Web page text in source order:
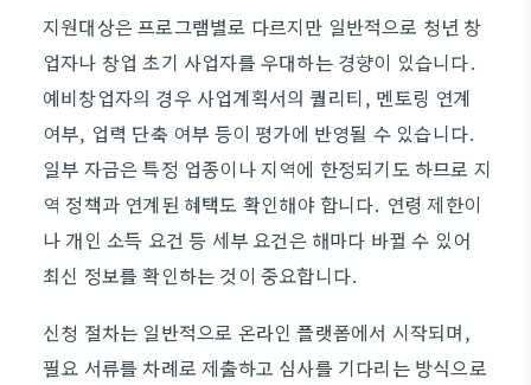
지원대상은 프로그램별로 다르지만 일반적으로 청년 창
업자나 창업 초기 사업자를 우대하는 경향이 있습니다.
예비창업자의 경우 사업계획서의 퀄리티, 멘토링 연계
여부, 업력 단축 여부 등이 평가에 반영될 수 있습니다.
일부 자금은 특정 업종이나 지역에 한정되기도 하므로 지
역 정책과 연계된 혜택도 확인해야 합니다. 연령 제한이
나 개인 소득 요건 등 세부 요건은 해마다 바뀔 수 있어
최신 정보를 확인하는 것이 중요합니다.
신청 절차는 일반적으로 온라인 플랫폼에서 시작되며,
필요 서류를 차례로 제출하고 심사를 기다리는 방식으로